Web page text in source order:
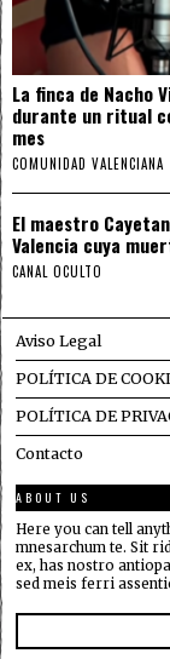
La finca de Nacho
durante un ritual
mes
COMUNIDAD VALENCIANA
El maestro
Valencia cuya
CANAL OCULTO
Aviso Legal
POLÍTICA DE
POLÍTICA DE
Contacto
ABOUT US
Here you can tell
mnesarchum te. Sit
ex, has nostro
sed meis ferri